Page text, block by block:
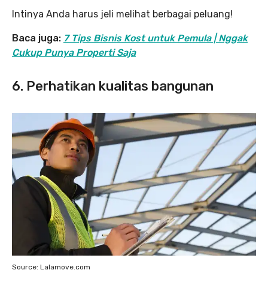
Intinya Anda harus jeli melihat berbagai peluang!
Baca juga: 7 Tips Bisnis Kost untuk Pemula | Nggak
Cukup Punya Properti Saja
6. Perhatikan kualitas bangunan
Source: Lalamove.com